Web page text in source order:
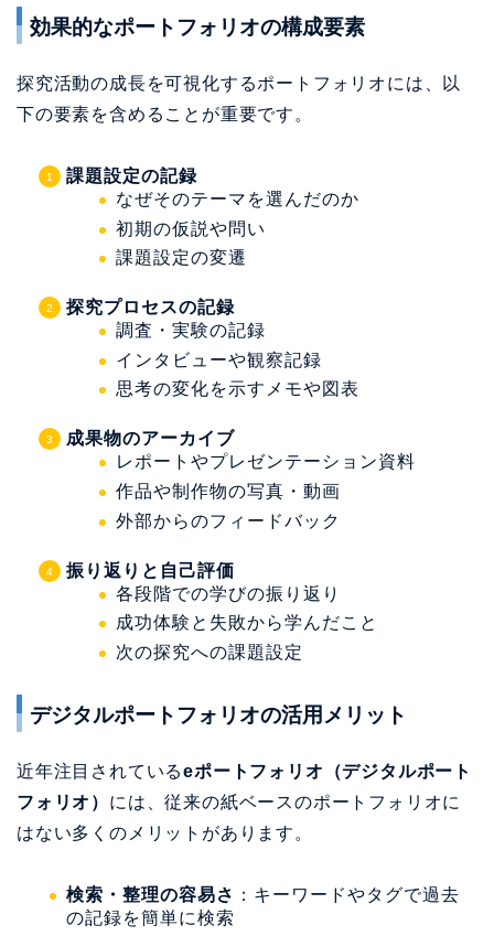
効果的なポートフォリオの構成要素
探究活動の成長を可視化するポートフォリオには、以
下の要素を含めることが重要です。
課題設定の記録
なぜそのテーマを選んだのか
初期の仮説や問い
課題設定の変遷
探究プロセスの記録
調査・実験の記録
インタビューや観察記録
思考の変化を示すメモや図表
成果物のアーカイブ
レポートやプレゼンテーション資料
作品や制作物の写真・動画
外部からのフィードバック
振り返りと自己評価
各段階での学びの振り返り
成功体験と失敗から学んだこと
次の探究への課題設定
デジタルポートフォリオの活用メリット
近年注目されているeポートフォリオ（デジタルポート
フォリオ） には、従来の紙ベースのポートフォリオに
はない多くのメリットがあります。
検索・整理の容易さ ：キーワードやタグで過去
の記録を簡単に検索